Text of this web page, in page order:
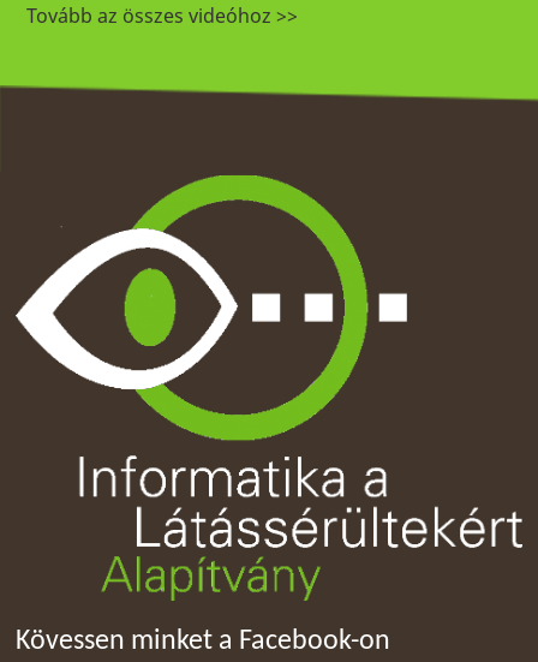
Tovább az összes videóhoz >>
Kövessen minket a Facebook-on